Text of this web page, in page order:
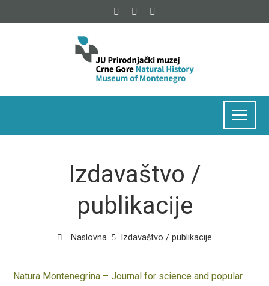
Izdavaštvo /
publikacije
Naslovna Izdavaštvo / publikacije
Natura Montenegrina – Journal for science and popular